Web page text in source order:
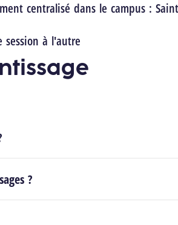
centralisé dans le campus :
session à l'autre
?